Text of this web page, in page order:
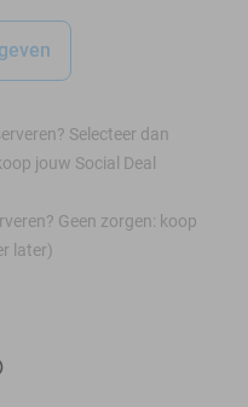
Selecteer dan
jouw Social Deal
Geen zorgen: koop
later)